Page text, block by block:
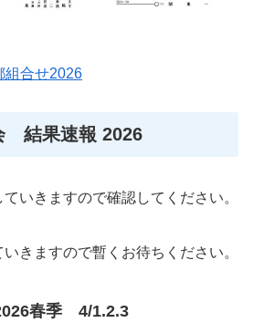
組合せ2026
結果速報 2026
いきますので確認してください。
きますので暫くお待ちください。
春季 4/1.2.3